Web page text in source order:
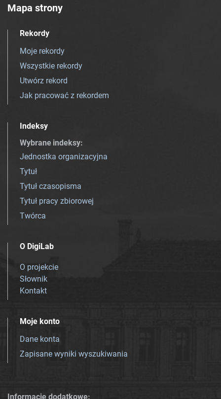
Mapa strony
Rekordy
Moje rekordy
Wszystkie rekordy
Utwórz rekord
Jak pracować z rekordem
Indeksy
Wybrane indeksy:
Jednostka organizacyjna
Tytuł
Tytuł czasopisma
Tytuł pracy zbiorowej
Twórca
O DigiLab
O projekcie
Słownik
Kontakt
Moje konto
Dane konta
Zapisane wyniki wyszukiwania
Informacje dodatkowe: